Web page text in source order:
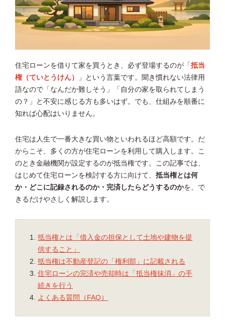
住宅ローンを借りて家を買うとき、必ず登場するのが「抵当
権（ていとうけん）
」という言葉です。聞き慣れない法律用
語なので「なんだか難しそう」「自分の家を取られてしまう
の？」と不安に感じる方も多いはず。でも、仕組みを順番に
知れば心配はいりません。
住宅は人生で一番大きな買い物といわれるほど高額です。だ
からこそ、多くの方が住宅ローンを利用して購入します。こ
のとき金融機関が設定するのが抵当権です。この記事では、
はじめて住宅ローンを検討する方に向けて、 抵当権とは何
か・どこに記録されるのか・完済したらどうするのかを、で
きるだけやさしく解説します。
抵当権とは「借入金の担保として土地や建物を提
供すること」
抵当権は不動産登記の「権利部」に記載される
住宅ローンの完済や売却時は「抵当権抹消」の手
続きを行う
よくある質問（FAQ）